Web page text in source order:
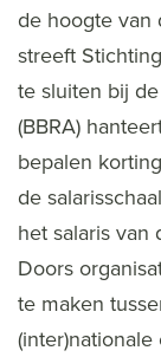
de hoogte van
streeft
te sluiten bij
(BBRA)
bepalen
de
het salaris van
Doors
te maken